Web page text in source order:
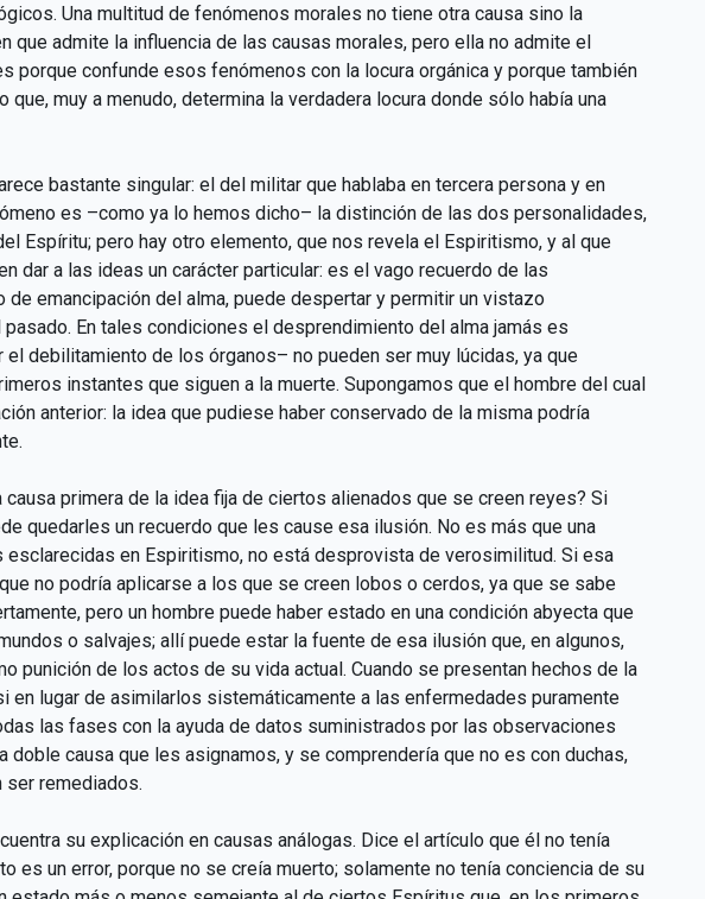
Una multitud de fenómenos morales no tiene otra causa sino la
que admite la influencia de las causas morales, pero ella no admite el
porque confunde esos fenómenos con la locura orgánica y porque también
muy a menudo, determina la verdadera locura donde sólo había una
bastante singular: el del militar que hablaba en tercera persona y en
es –como ya lo hemos dicho– la distinción de las dos personalidades,
Espíritu; pero hay otro elemento, que nos revela el Espiritismo, y al que
dar a las ideas un carácter particular: es el vago recuerdo de las
emancipación del alma, puede despertar y permitir un vistazo
En tales condiciones el desprendimiento del alma jamás es
debilitamiento de los órganos– no pueden ser muy lúcidas, ya que
instantes que siguen a la muerte. Supongamos que el hombre del cual
anterior: la idea que pudiese haber conservado de la misma podría
primera de la idea fija de ciertos alienados que se creen reyes? Si
quedarles un recuerdo que les cause esa ilusión. No es más que una
esclarecidas en Espiritismo, no está desprovista de verosimilitud. Si esa
no podría aplicarse a los que se creen lobos o cerdos, ya que se sabe
pero un hombre puede haber estado en una condición abyecta que
o salvajes; allí puede estar la fuente de esa ilusión que, en algunos,
punición de los actos de su vida actual. Cuando se presentan hechos de la
en lugar de asimilarlos sistemáticamente a las enfermedades puramente
las fases con la ayuda de datos suministrados por las observaciones
causa que les asignamos, y se comprendería que no es con duchas,
ser remediados.
su explicación en causas análogas. Dice el artículo que él no tenía
es un error, porque no se creía muerto; solamente no tenía conciencia de su